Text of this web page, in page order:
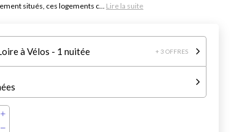
situés, ces logements c... Lire la suite
à Vélos - 1 nuitée + 3 OFFRES